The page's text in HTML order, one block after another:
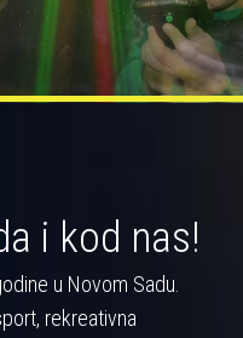
i kod nas!
u Novom Sadu.
rekreativna